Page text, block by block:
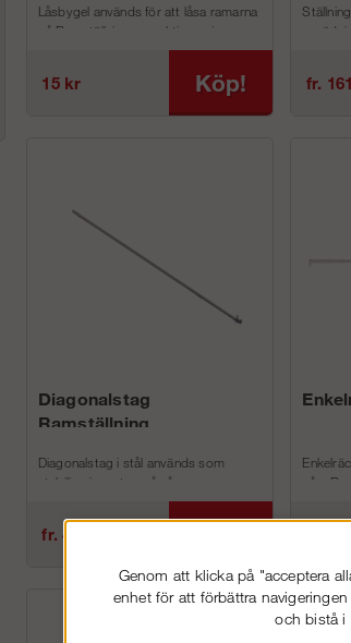
Låsbygel används för att låsa ramarna
på Ramställning respektive spirorna
på Modulställning i varandra och...
15 kr Köp! fr.
Diagonalstag
Ramställning
Diagonalstag i stål används som
stabiliseringsstag på våra
Ramställningar i både stål och
aluminium.
fr. 406 kr
våra
höja
Genom att klicka på "acceptera
enhet för att förbättra
och bistå i